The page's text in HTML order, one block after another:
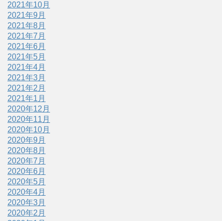
2021年10月
2021年9月
2021年8月
2021年7月
2021年6月
2021年5月
2021年4月
2021年3月
2021年2月
2021年1月
2020年12月
2020年11月
2020年10月
2020年9月
2020年8月
2020年7月
2020年6月
2020年5月
2020年4月
2020年3月
2020年2月